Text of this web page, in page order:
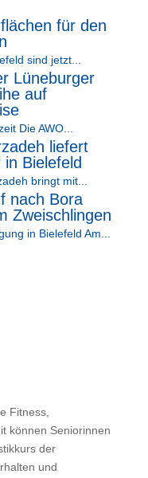
für den
sind jetzt...
Lüneburger
auf
Die AWO...
liefert
Bielefeld
bringt mit...
nach Bora
Zweischlingen
in Bielefeld Am...
Fitness,
können Seniorinnen
der
und